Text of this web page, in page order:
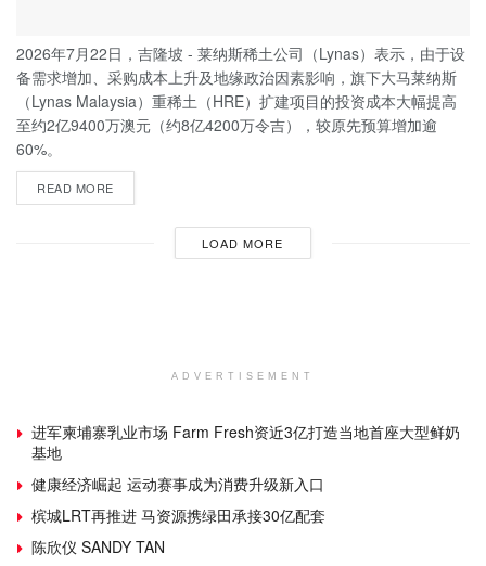
2026年7月22日，吉隆坡 - 莱纳斯稀土公司（Lynas）表示，由于设
备需求增加、采购成本上升及地缘政治因素影响，旗下大马莱纳斯
（Lynas Malaysia）重稀土（HRE）扩建项目的投资成本大幅提高
至约2亿9400万澳元（约8亿4200万令吉），较原先预算增加逾
60%。
READ MORE
LOAD MORE
ADVERTISEMENT
进军柬埔寨乳业市场 Farm Fresh资近3亿打造当地首座大型鲜奶
基地
健康经济崛起 运动赛事成为消费升级新入口
槟城LRT再推进 马资源携绿田承接30亿配套
陈欣仪 SANDY TAN